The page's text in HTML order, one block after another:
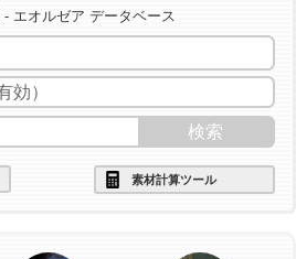
- エオルゼア データベース
素材計算ツール